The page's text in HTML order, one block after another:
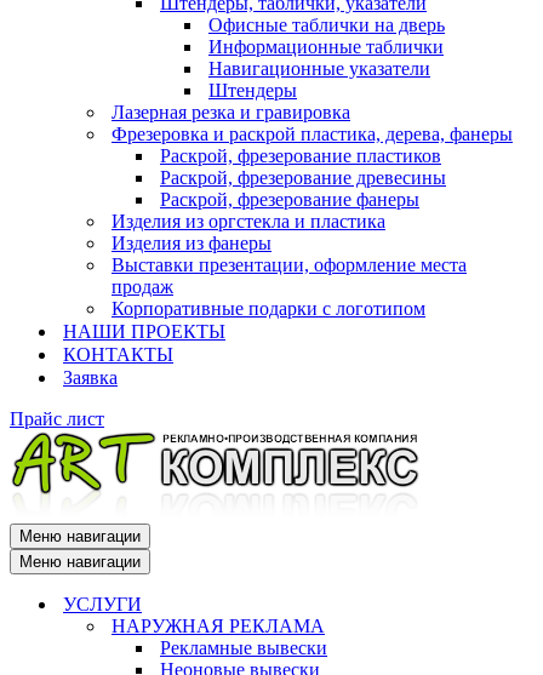
Офисные таблички на дверь
Информационные таблички
Навигационные указатели
Штендеры
Лазерная резка и гравировка
Фрезеровка и раскрой пластика, дерева, фанеры
Раскрой, фрезерование пластиков
Раскрой, фрезерование древесины
Раскрой, фрезерование фанеры
Изделия из оргстекла и пластика
Изделия из фанеры
Выставки презентации, оформление места
продаж
Корпоративные подарки с логотипом
НАШИ ПРОЕКТЫ
КОНТАКТЫ
Заявка
Прайс лист
Меню навигации
Меню навигации
УСЛУГИ
НАРУЖНАЯ РЕКЛАМА
Рекламные вывески
Неоновые вывески